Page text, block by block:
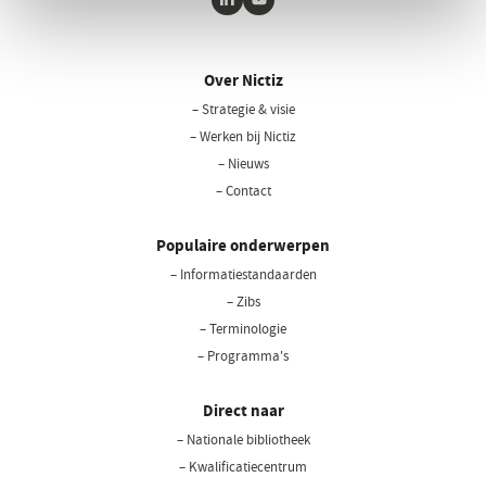
LinkedInYoutube
Over Nictiz
– Strategie & visie
– Werken bij Nictiz
– Nieuws
– Contact
Populaire onderwerpen
– Informatiestandaarden
– Zibs
– Terminologie
– Programma's
Direct naar
– Nationale bibliotheek(opent
– Kwalificatiecentrum